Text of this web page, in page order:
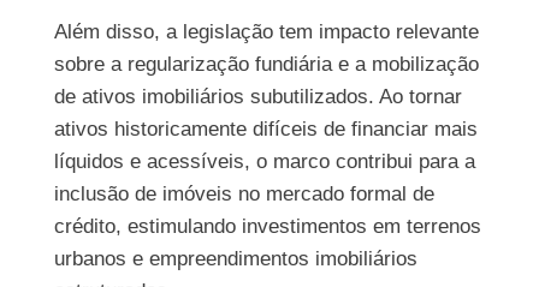
Além disso, a legislação tem impacto relevante
sobre a regularização fundiária e a mobilização
de ativos imobiliários subutilizados. Ao tornar
ativos historicamente difíceis de financiar mais
líquidos e acessíveis, o marco contribui para a
inclusão de imóveis no mercado formal de
crédito, estimulando investimentos em terrenos
urbanos e empreendimentos imobiliários